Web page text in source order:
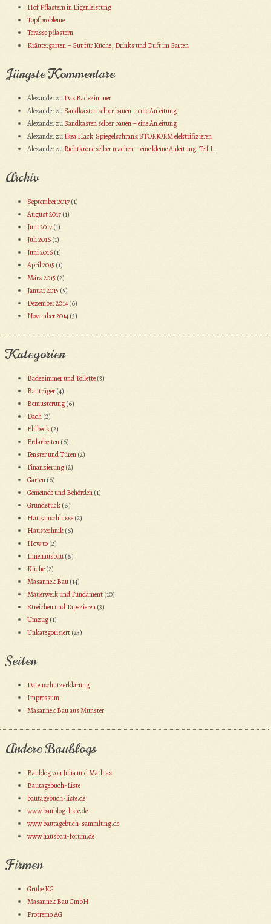
Hof Pflastern in Eigenleistung
Topfprobleme
Terasse pflastern
Kräutergarten – Gut für Küche, Drinks und Duft im Garten
Jüngste Kommentare
AlexanderzuDas Badezimmer
AlexanderzuSandkasten selber bauen – eine Anleitung
AlexanderzuSandkasten selber bauen – eine Anleitung
AlexanderzuIkea Hack: Spiegelschrank STORJORM elektrifizieren
AlexanderzuRichtkrone selber machen – eine kleine Anleitung. Teil I.
Archiv
September 2017(1)
August 2017(1)
Juni 2017(1)
Juli 2016(1)
Juni 2016(1)
April 2015 (1)
März 2015 (2)
Januar 2015 (5)
Dezember 2014(6)
November 2014(5)
Kategorien
Badezimmer und Toilette(3)
Bauträger(4)
Bemusterung(6)
Dach(2)
Ehlbeck(2)
Erdarbeiten(6)
Fenster und Türen(2)
Finanzierung(2)
Garten(6)
Gemeinde und Behörden(1)
Grundstück(8)
Hausanschlüsse(2)
Haustechnik(6)
How to(2)
Innenausbau(8)
Küche(2)
Masannek Bau(14)
Mauerwerk und Fundament(10)
Streichen und Tapezieren(3)
Umzug(1)
Unkategorisiert(23)
Seiten
Datenschutzerklärung
Impressum
Masannek Bau aus Munster
Andere Baublogs
Baublog von Julia und Mathias
Bautagebuch-Liste
bautagebuch-liste.de
www.baublog-liste.de
www.bautagebuch-sammlung.de
www.hausbau-forum.de
Firmen
Grube KG
Masannek Bau GmbH
Protremo AG